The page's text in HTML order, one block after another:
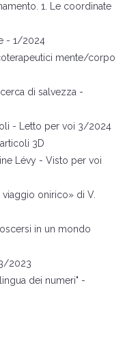
1. Le coordinate
- 1/2024
mente/corpo
di salvezza -
- Letto per voi 3/2024
3D
L évy - Visto per voi
viaggio onirico» di V.
in un mondo
2023
dei numeri" -